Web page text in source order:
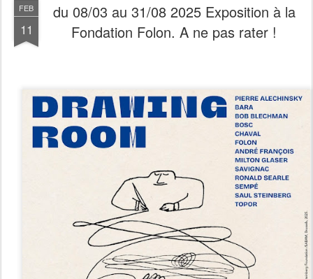
FEB
11
du 08/03 au 31/08 2025 Exposition à la
Fondation Folon. A ne pas rater !